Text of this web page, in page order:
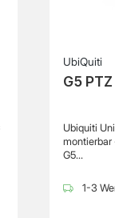
UbiQuiti
G5
Ubiquiti
montierbar
G5
tzierung/
1-3